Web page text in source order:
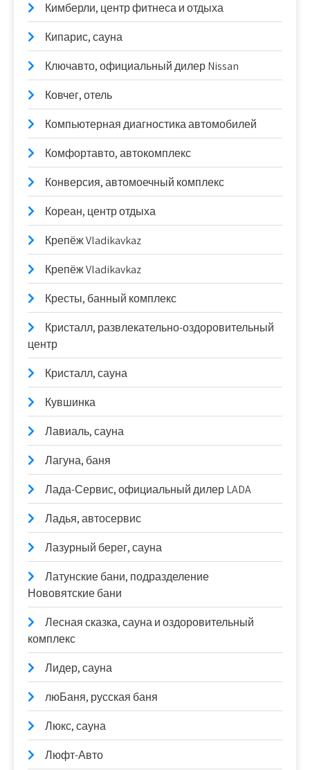
Кимберли, центр фитнеса и отдыха
Кипарис, сауна
Ключавто, официальный дилер Nissan
Ковчег, отель
Компьютерная диагностика автомобилей
Комфортавто, автокомплекс
Конверсия, автомоечный комплекс
Кореан, центр отдыха
Крепёж Vladikavkaz
Крепёж Vladikavkaz
Кресты, банный комплекс
Кристалл, развлекательно-оздоровительный
центр
Кристалл, сауна
Кувшинка
Лавиаль, сауна
Лагуна, баня
Лада-Сервис, официальный дилер LADA
Ладья, автосервис
Лазурный берег, сауна
Латунские бани, подразделение
Нововятские бани
Лесная сказка, сауна и оздоровительный
комплекс
Лидер, сауна
люБаня, русская баня
Люкс, сауна
Люфт-Авто